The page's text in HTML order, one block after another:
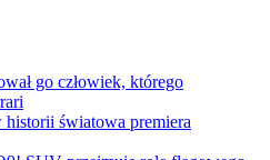
go człowiek, którego
światowa premiera